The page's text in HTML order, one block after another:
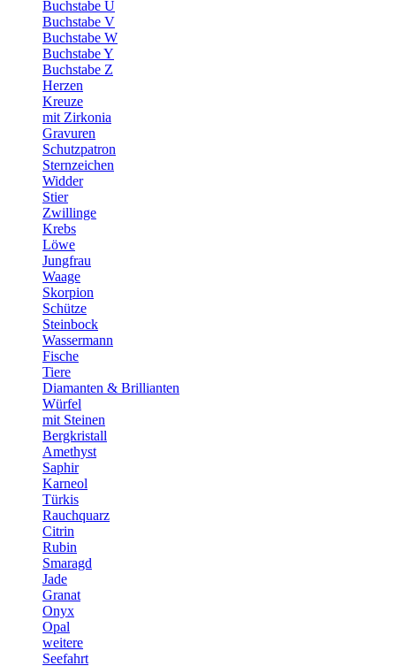
Buchstabe U
Buchstabe V
Buchstabe W
Buchstabe Y
Buchstabe Z
Herzen
Kreuze
mit Zirkonia
Gravuren
Schutzpatron
Sternzeichen
Widder
Stier
Zwillinge
Krebs
Löwe
Jungfrau
Waage
Skorpion
Schütze
Steinbock
Wassermann
Fische
Tiere
Diamanten & Brillianten
Würfel
mit Steinen
Bergkristall
Amethyst
Saphir
Karneol
Türkis
Rauchquarz
Citrin
Rubin
Smaragd
Jade
Granat
Onyx
Opal
weitere
Seefahrt